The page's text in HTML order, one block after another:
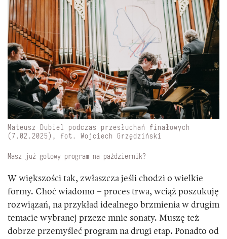
Mateusz Dubiel podczas przesłuchań finałowych
(7.02.2025), fot. Wojciech Grzędziński
Masz już gotowy program na październik?
W większości tak, zwłaszcza jeśli chodzi o wielkie
formy. Choć wiadomo – proces trwa, wciąż poszukuję
rozwiązań, na przykład idealnego brzmienia w drugim
temacie wybranej przeze mnie sonaty. Muszę też
dobrze przemyśleć program na drugi etap. Ponadto od